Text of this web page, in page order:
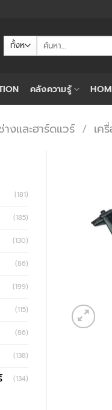
ค้นหา:
คลังความรู้
งและฮาร์ดแวร์ / เค
(181)
(185)
(130)
(86)
(199)
(115)
(86)
(138)
(134)